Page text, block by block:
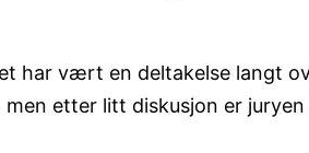
har vært en deltakelse langt
etter litt diskusjon er